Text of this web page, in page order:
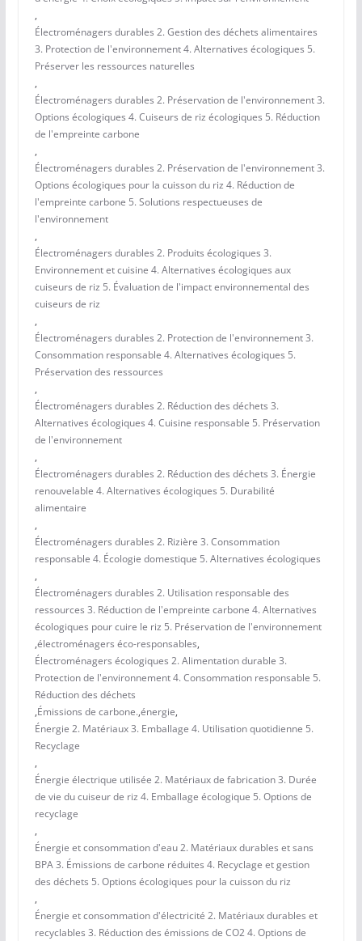
,
Électroménagers durables 2. Gestion des déchets alimentaires
3. Protection de l'environnement 4. Alternatives écologiques 5.
Préserver les ressources naturelles
,
Électroménagers durables 2. Préservation de l'environnement 3.
Options écologiques 4. Cuiseurs de riz écologiques 5. Réduction
de l'empreinte carbone
,
Électroménagers durables 2. Préservation de l'environnement 3.
Options écologiques pour la cuisson du riz 4. Réduction de
l'empreinte carbone 5. Solutions respectueuses de
l'environnement
,
Électroménagers durables 2. Produits écologiques 3.
Environnement et cuisine 4. Alternatives écologiques aux
cuiseurs de riz 5. Évaluation de l'impact environnemental des
cuiseurs de riz
,
Électroménagers durables 2. Protection de l'environnement 3.
Consommation responsable 4. Alternatives écologiques 5.
Préservation des ressources
,
Électroménagers durables 2. Réduction des déchets 3.
Alternatives écologiques 4. Cuisine responsable 5. Préservation
de l'environnement
,
Électroménagers durables 2. Réduction des déchets 3. Énergie
renouvelable 4. Alternatives écologiques 5. Durabilité
alimentaire
,
Électroménagers durables 2. Rizière 3. Consommation
responsable 4. Écologie domestique 5. Alternatives écologiques
,
Électroménagers durables 2. Utilisation responsable des
ressources 3. Réduction de l'empreinte carbone 4. Alternatives
écologiques pour cuire le riz 5. Préservation de l'environnement
,électroménagers éco-responsables,
Électroménagers écologiques 2. Alimentation durable 3.
Protection de l'environnement 4. Consommation responsable 5.
Réduction des déchets
,Émissions de carbone.,énergie,
Énergie 2. Matériaux 3. Emballage 4. Utilisation quotidienne 5.
Recyclage
,
Énergie électrique utilisée 2. Matériaux de fabrication 3. Durée
de vie du cuiseur de riz 4. Emballage écologique 5. Options de
recyclage
,
Énergie et consommation d'eau 2. Matériaux durables et sans
BPA 3. Émissions de carbone réduites 4. Recyclage et gestion
des déchets 5. Options écologiques pour la cuisson du riz
,
Énergie et consommation d'électricité 2. Matériaux durables et
recyclables 3. Réduction des émissions de CO2 4. Options de